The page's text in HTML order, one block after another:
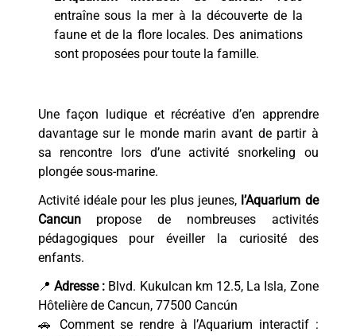
entraîne sous la mer à la découverte de la
faune et de la flore locales. Des animations
sont proposées pour toute la famille.
Une façon ludique et récréative d’en apprendre
davantage sur le monde marin avant de partir à
sa rencontre lors d’une activité snorkeling ou
plongée sous-marine.
Activité idéale pour les plus jeunes, l’Aquarium de
Cancunpropose de nombreuses activités
pédagogiques pour éveiller la curiosité des
enfants.
📍 Adresse : Blvd. Kukulcan km 12.5, La Isla, Zone
Hôtelière de Cancun, 77500 Cancún
🚗 Comment se rendre à l’Aquarium interactif :